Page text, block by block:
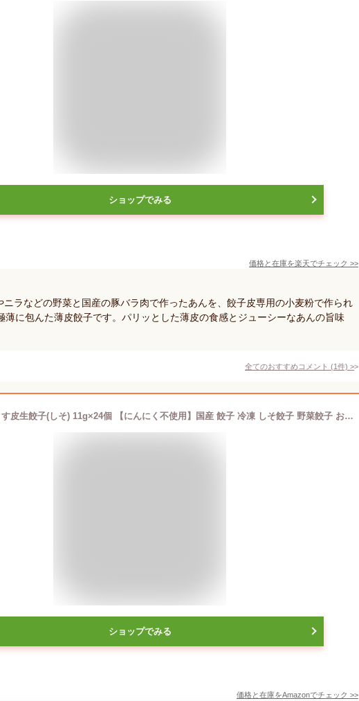
ショップでみる
価格と在庫を楽天でチェック >>
ニラなどの野菜と国産の豚バラ肉で作ったあんを、餃子皮専用の小麦粉で作られ
薄に包んた薄皮餃子です。パリッとした薄皮の食感とジューシーなあんの旨味
全てのおすすめコメント (1件) >
[餃子の王国] うす皮生餃子(しそ) 11g×24個 【にんにく不使用】国産 餃子 冷凍 しそ餃子 野菜餃子 お取り寄せグルメ お弁当
ショップでみる
価格と在庫をAmazonでチェック >>